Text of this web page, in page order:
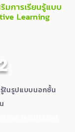
มการเรียนรู้แบบ
Learning
ในรูปแบบนอกชั้น